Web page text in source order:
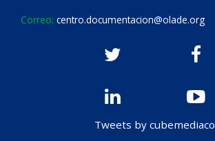
Correo: centro.documentacion@olade.org
Tweets by cubemediaco